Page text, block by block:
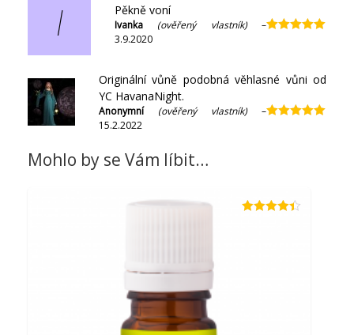
I Pěkně voní
Ivanka (ověřený vlastník)
–
3.9.2020
Originální vůně podobná věhlasné vůni od
YC HavanaNight.
Anonymní (ověřený vlastník)
–
15.2.2022
Mohlo by se Vám líbit…